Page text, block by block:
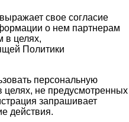
свое согласие
о нем партнерам
в целях,
Политики
персональную
не предусмотренных
запрашивает
действия.